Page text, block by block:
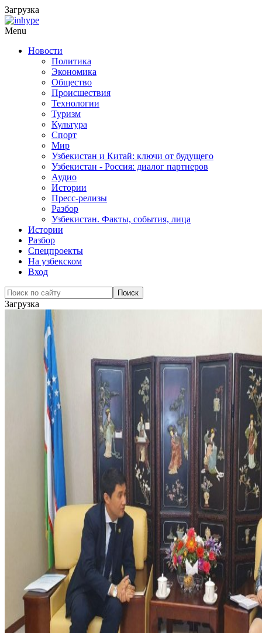
Загрузка
Menu
Новости
Политика
Экономика
Общество
Происшествия
Технологии
Туризм
Культура
Спорт
Мир
Узбекистан и Китай: ключи от будущего
Узбекистан - Россия: диалог партнеров
Аудио
Истории
Пресс-релизы
Разбор
Узбекистан. Факты, события, лица
Истории
Разбор
Спецпроекты
На узбекском
Вход
Загрузка